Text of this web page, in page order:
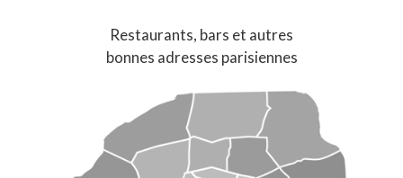
Restaurants, bars et autres
bonnes adresses parisiennes